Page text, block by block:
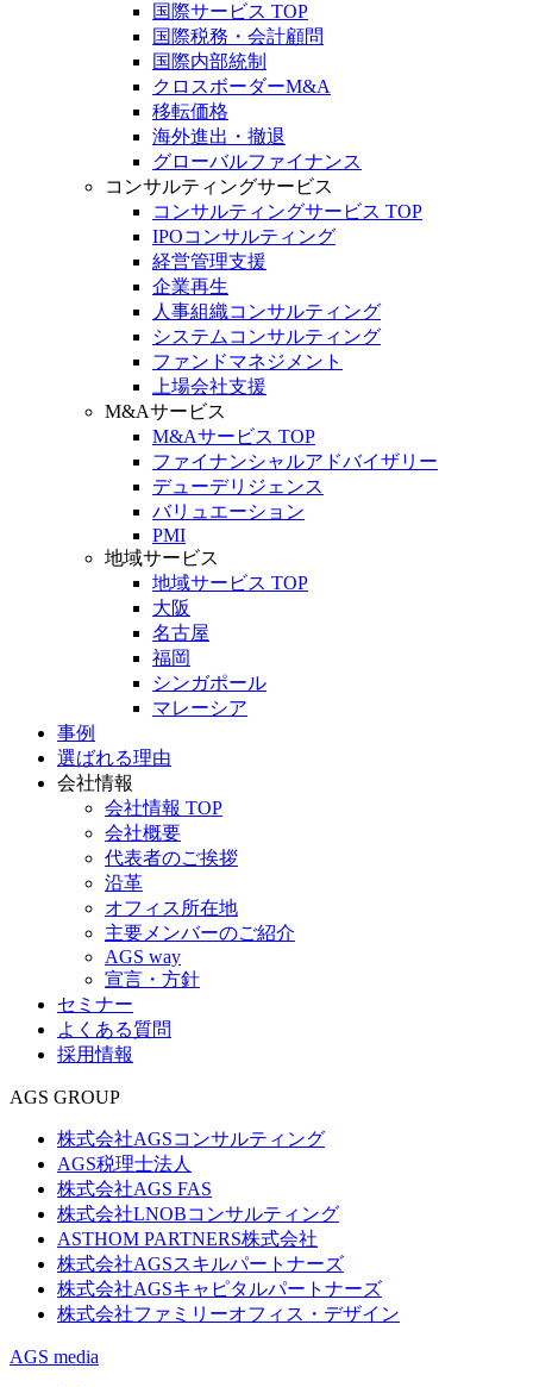
国際サービス TOP
国際税務・会計顧問
国際内部統制
クロスボーダーM&A
移転価格
海外進出・撤退
グローバルファイナンス
コンサルティングサービス
コンサルティングサービス TOP
IPOコンサルティング
経営管理支援
企業再生
人事組織コンサルティング
システムコンサルティング
ファンドマネジメント
上場会社支援
M&Aサービス
M&Aサービス TOP
ファイナンシャルアドバイザリー
デューデリジェンス
バリュエーション
PMI
地域サービス
地域サービス TOP
大阪
名古屋
福岡
シンガポール
マレーシア
事例
選ばれる理由
会社情報
会社情報 TOP
会社概要
代表者のご挨拶
沿革
オフィス所在地
主要メンバーのご紹介
AGS way
宣言・方針
セミナー
よくある質問
採用情報
AGS GROUP
株式会社AGSコンサルティング
AGS税理士法人
株式会社AGS FAS
株式会社LNOBコンサルティング
ASTHOM PARTNERS株式会社
株式会社AGSスキルパートナーズ
株式会社AGSキャピタルパートナーズ
株式会社ファミリーオフィス・デザイン
AGS media